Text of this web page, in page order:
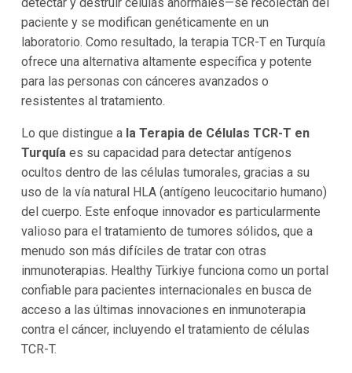
detectar y destruir células anormales—se recolectan del
paciente y se modifican genéticamente en un
laboratorio. Como resultado, la terapia TCR-T en Turquía
ofrece una alternativa altamente específica y potente
para las personas con cánceres avanzados o
resistentes al tratamiento.
Lo que distingue a la Terapia de Células TCR-T en
Turquíaes su capacidad para detectar antígenos
ocultos dentro de las células tumorales, gracias a su
uso de la vía natural HLA (antígeno leucocitario humano)
del cuerpo. Este enfoque innovador es particularmente
valioso para el tratamiento de tumores sólidos, que a
menudo son más difíciles de tratar con otras
inmunoterapias. Healthy Türkiye funciona como un portal
confiable para pacientes internacionales en busca de
acceso a las últimas innovaciones en inmunoterapia
contra el cáncer, incluyendo el tratamiento de células
TCR-T.